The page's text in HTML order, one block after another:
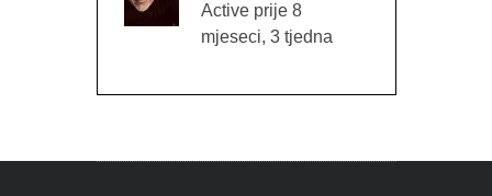
Active prije 8
mjeseci, 3 tjedna